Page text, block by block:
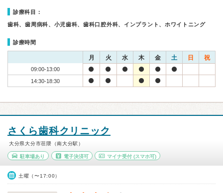
診療科目：
歯科、歯周病科、小児歯科、歯科口腔外科、インプラント、ホワイトニング
診療時間
月 火 水 木 金 土 日 祝
09:00-13:00
14:30-18:30
さくら歯科クリニック
大分県大分市荏隈（南大分駅）
駐車場あり 電子決済可 マイナ受付 (スマホ可)
土曜（〜17:00）